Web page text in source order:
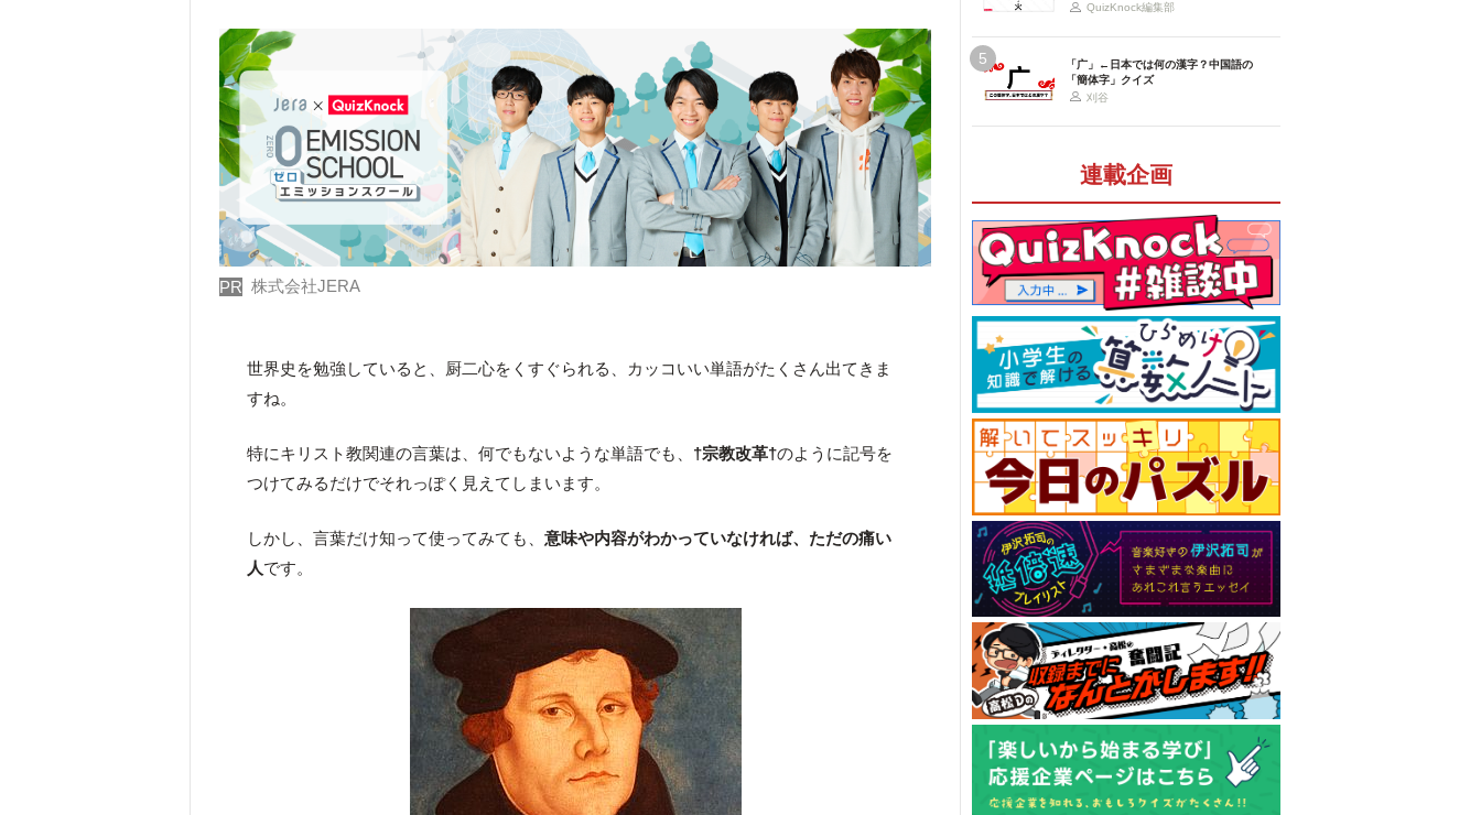
PR 株式会社JERA
世界史を勉強していると、厨二心をくすぐられる、カッコいい単語がたくさん出てきま
すね。
特にキリスト教関連の言葉は、何でもないような単語でも、 †宗教改革†のように記号を
つけてみるだけでそれっぽく見えてしまいます。
しかし、言葉だけ知って使ってみても、意味や内容がわかっていなければ、ただの痛い
人です。
QuizKnock編集部
5
「广」←日本では何の漢字？中国語の
「簡体字」クイズ
刈谷
連載企画